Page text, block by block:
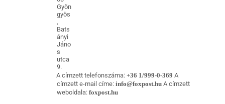
Gyön
gyös
Bats
ányi
Jáno
s
utca
9.
A címzett telefonszáma:+36 1/999-0-369 A
címzett e-mail címe:info@foxpost.hu A címzett
weboldala: foxpost.hu